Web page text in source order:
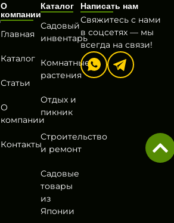
О
компании
Главная
Каталог
Статьи
О
компании
Контакты
Каталог
Садовый
инвентарь
Комнатные
растения
Отдых и
пикник
Строительство
и ремонт
Садовые
товары
из
Японии
Написать нам
Свяжитесь с нами
в соцсетях — мы
всегда на связи!